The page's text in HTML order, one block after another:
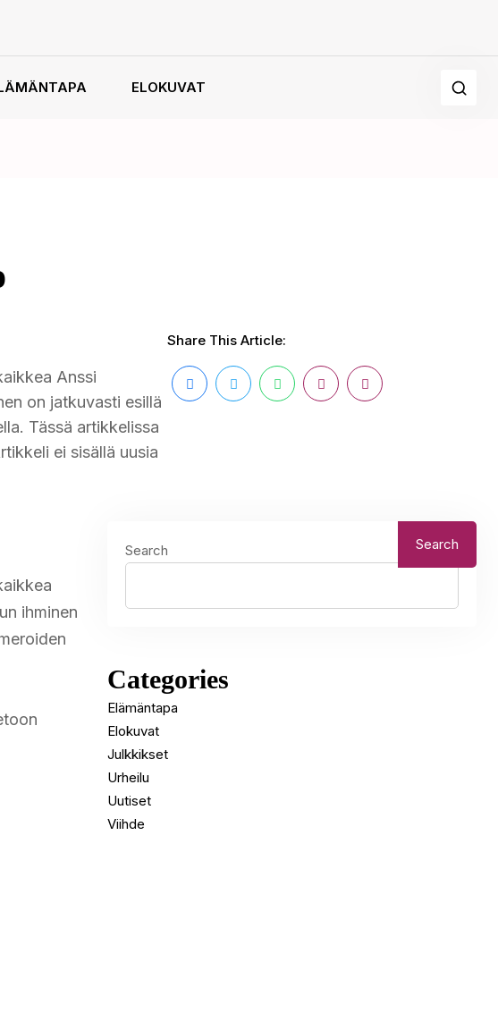
ELOKUVAT
Anssi
on jatkuvasti esillä
Tässä artikkelissa
ei sisällä uusia
Share This Article:
ihminen
Search Search
Categories
Elämäntapa
Elokuvat
Julkkikset
Urheilu
Uutiset
Viihde